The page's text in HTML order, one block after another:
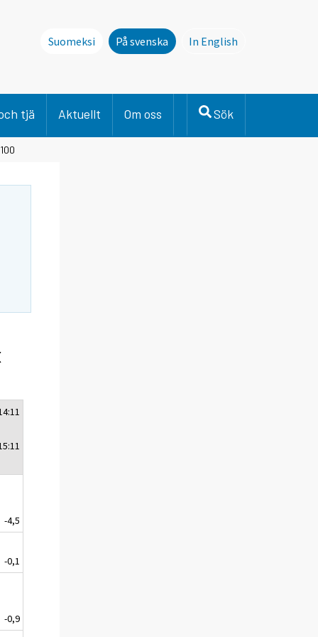
Suomeksi På svenska
In English
tjä Aktuellt Om oss Sök
-4,5
-0,1
-0,9